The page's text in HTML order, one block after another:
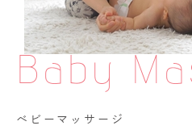
Baby
ベビーマッサージ